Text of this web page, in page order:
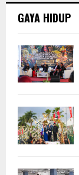
GAYA HIDUP